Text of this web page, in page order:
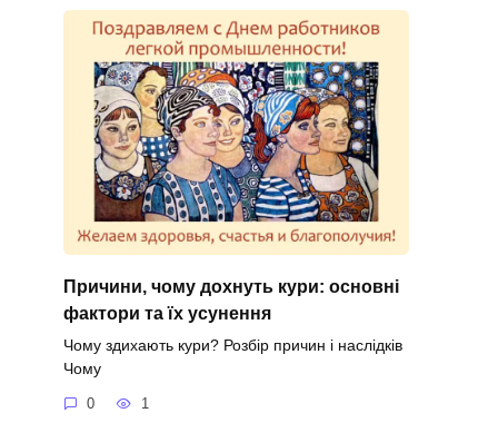
Причини, чому дохнуть кури: основні
фактори та їх усунення
Чому здихають кури? Розбір причин і наслідків
Чому
0 1